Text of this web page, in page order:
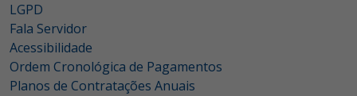
LGPD
Fala Servidor
Acessibilidade
Ordem Cronológica de Pagamentos
Planos de Contratações Anuais